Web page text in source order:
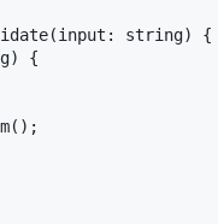
string) {